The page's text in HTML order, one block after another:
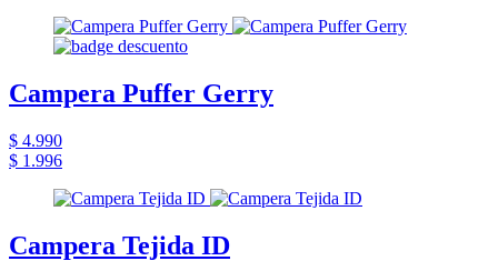
Campera Puffer Gerry
$ 4.990
$ 1.996
Campera Tejida ID